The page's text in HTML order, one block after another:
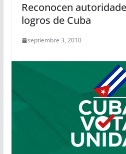
Reconocen
logros de Cuba
septiembre 3, 2010